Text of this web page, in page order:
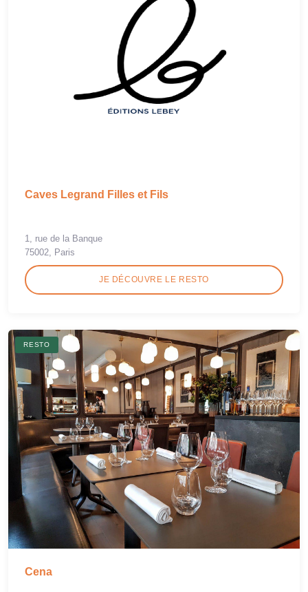
Caves Legrand Filles et Fils
1, rue de la Banque
75002, Paris
JE DÉCOUVRE LE RESTO
RESTO
Cena